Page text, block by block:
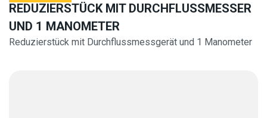
REDUZIERSTÜCK MIT DURCHFLUSSMESSER
UND 1 MANOMETER
Reduzierstück mit Durchflussmessgerät und 1 Manometer